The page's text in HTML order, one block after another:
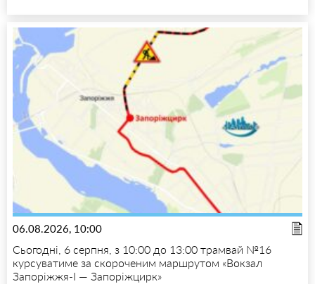
06.08.2026, 10:00
Сьогодні, 6 серпня, з 10:00 до 13:00 трамвай №16
курсуватиме за скороченим маршрутом «Вокзал
Запоріжжя-I — Запоріжцирк»